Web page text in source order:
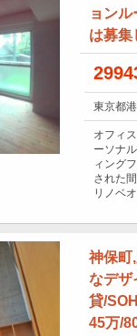
ョン
は募集
東京都
オフィ
ーソナ
ィング
された
リノベ
神保町
なデザ
貸/
45万/